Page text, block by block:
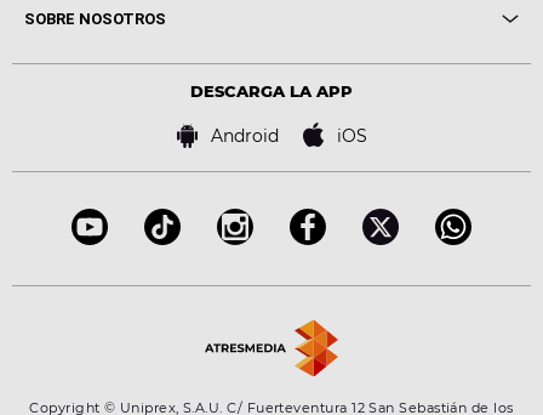
Locutores Europa FM
Cine y Televisión
Virales
SOBRE NOSOTROS
Bases de concursos
DESCARGA LA APP
Android iOS
Copyright © Uniprex, S.A.U. C/ Fuerteventura 12 San Sebastián de los